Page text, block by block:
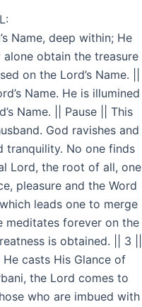
Name, deep within; He
obtain the treasure
on the Lord’s Name. ||
Name. He is illumined
Name. || Pause || This
God ravishes and
tranquility. No one finds
Lord, the root of all, one
pleasure and the Word
leads one to merge
meditates forever on the
is obtained. || 3 ||
casts His Glance of
the Lord comes to
who are imbued with